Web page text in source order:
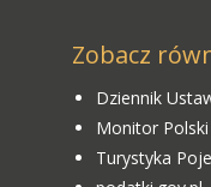
Zobacz
Dziennik
Monitor Polski
Turystyka